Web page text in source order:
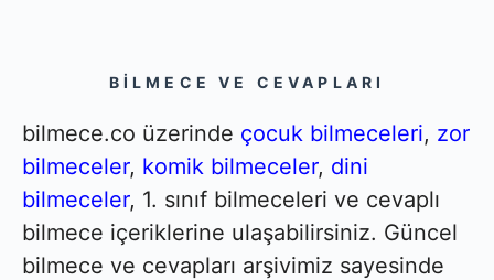
BILMECE VE CEVAPLARI
bilmece.co üzerinde çocuk bilmeceleri, zor
bilmeceler, komik bilmeceler, dini
bilmeceler, 1. sınıf bilmeceleri ve cevaplı
bilmece içeriklerine ulaşabilirsiniz. Güncel
bilmece ve cevapları arşivimiz sayesinde